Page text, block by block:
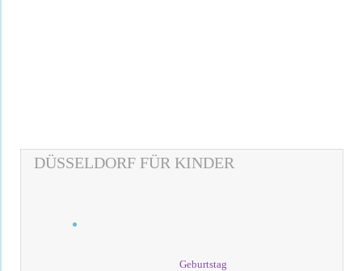
DÜSSELDORF FÜR KINDER
Geburtstag